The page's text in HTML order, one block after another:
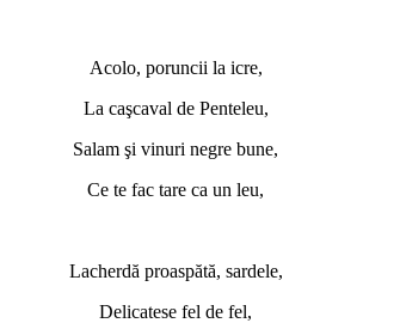
Acolo, poruncii la icre,
La caşcaval de Penteleu,
Salam şi vinuri negre bune,
Ce te fac tare ca un leu,
Lacherdă proaspătă, sardele,
Delicatese fel de fel,